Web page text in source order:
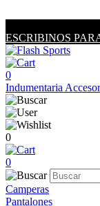
ESCRIBINOS
0
Indumentaria
0
0
Camperas
Pantalones